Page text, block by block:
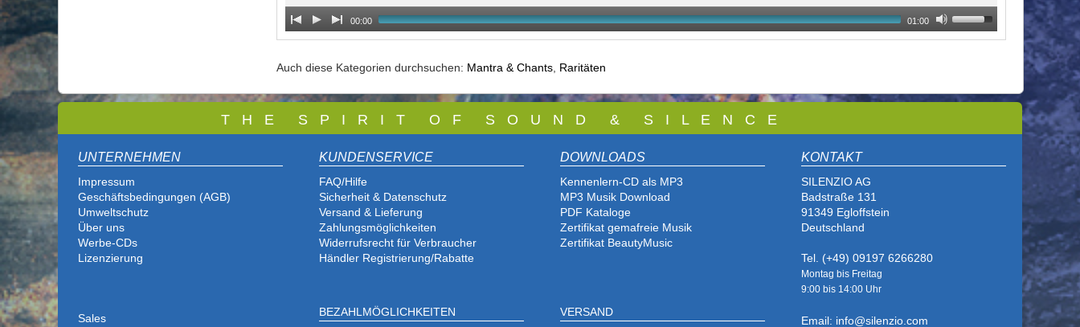
00:00 01:00
Auch diese Kategorien durchsuchen: Mantra & Chants, Raritäten
T H E S P I R I T O F S O U N D & S I L E N C E
UNTERNEHMEN
Impressum
Geschäftsbedingungen (AGB)
Umweltschutz
Über uns
Werbe-CDs
Lizenzierung
KUNDENSERVICE
FAQ/Hilfe
Sicherheit & Datenschutz
Versand & Lieferung
Zahlungsmöglichkeiten
Widerrufsrecht für Verbraucher
Händler Registrierung/Rabatte
DOWNLOADS
Kennenlern-CD als MP3
MP3 Musik Download
PDF Kataloge
Zertifikat gemafreie Musik
Zertifikat BeautyMusic
Sales BEZAHLMÖGLICHKEITEN VERSAND
KONTAKT
SILENZIO AG
Badstraße 131
91349 Egloffstein
Deutschland
Tel. (+49) 09197 6266280
Montag bis Freitag
9:00 bis 14:00 Uhr
Email: info@silenzio.com